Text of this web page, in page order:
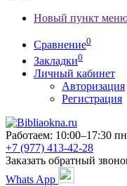
Новый пункт
Сравнение0
Закладки0
Личный кабинет
Авторизация
Регистрация
Работаем: 10:00–17:30
+7 (977) 413-42-28
Заказать обратный
Whats App